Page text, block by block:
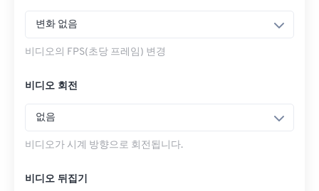
변화 없음
비디오의 FPS(초당 프레임) 변경
비디오 회전
없음
비디오가 시계 방향으로 회전됩니다.
비디오 뒤집기